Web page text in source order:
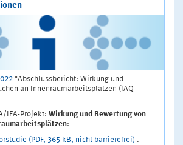
"Abschlussbericht: Wirkung und
an Innenraumarbeitsplätzen (IAQ-
IFA-Projekt: Wirkung und Bewertung von
:
(PDF, 365 kB, nicht barrierefrei) .